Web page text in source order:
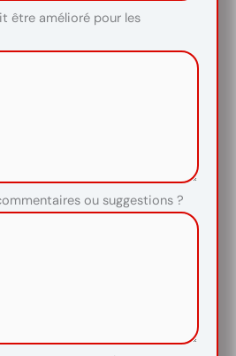
être amélioré pour les
ou suggestions ?